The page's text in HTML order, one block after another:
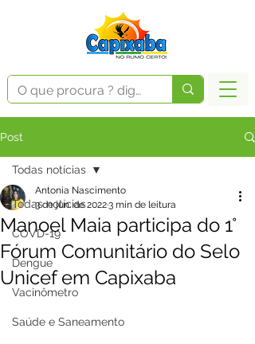
Post
Todas notícias
COVD-19
Dengue
Vacinômetro
Saúde e Saneamento
Todas notícias
Manoel Maia participa do 1°
Fórum Comunitário do Selo
Unicef em Capixaba
Antonia Nascimento
3 de jun. de 20223 min de leitura